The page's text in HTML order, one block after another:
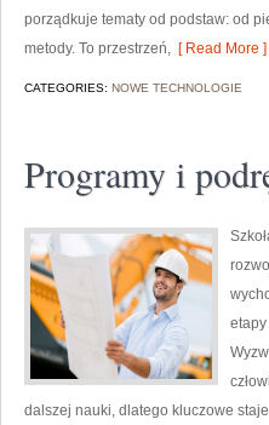
porządkuje tematy od podstaw: od
metody. To przestrzeń, [ Read More ]
CATEGORIES: NOWE TECHNOLOGIE
Programy i
dalszej nauki, dlatego kluczowe